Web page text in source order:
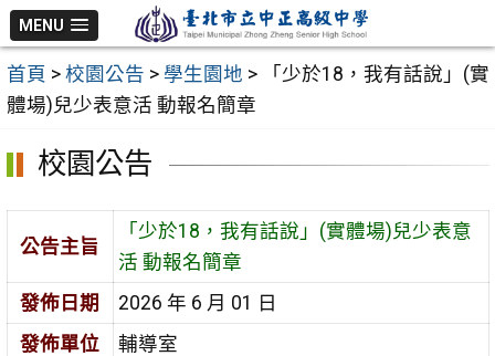
跳
至
主
要
MENU
首頁 > 校園公告 > 學生園地 >
「少於18，我有話說」(實
體場)兒少表意活 動報名簡章
校園公告
公告主旨
「少於18，我有話說」(實體場)兒少表意
活 動報名簡章
發佈日期
2026 年 6 月 01 日
發佈單位
輔導室